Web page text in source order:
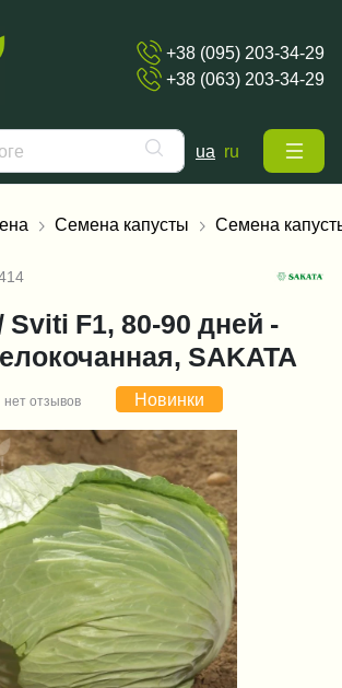
+38 (095) 203-34-29
+38 (063) 203-34-29
ua ru
Семена капусты Семена
Sviti F1, 80-90 дней -
SAKATA
нет отзывов Новинки